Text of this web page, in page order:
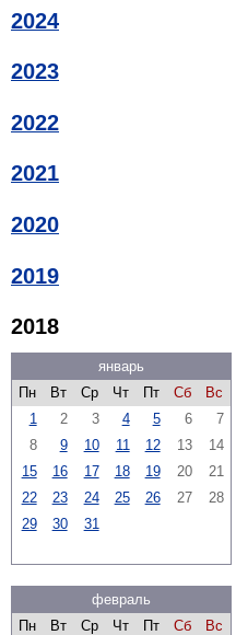
2024
2023
2022
2021
2020
2019
2018
январь
Пн
Вт Ср Чт Пт Сб
Вс
1
2 3 4 5 6
7
8
9 10 11 12 13
14
15
16 17 18 19 20
21
22
23 24 25 26 27
28
29
30 31
февраль
Пн
Вт Ср Чт Пт Сб
Вс